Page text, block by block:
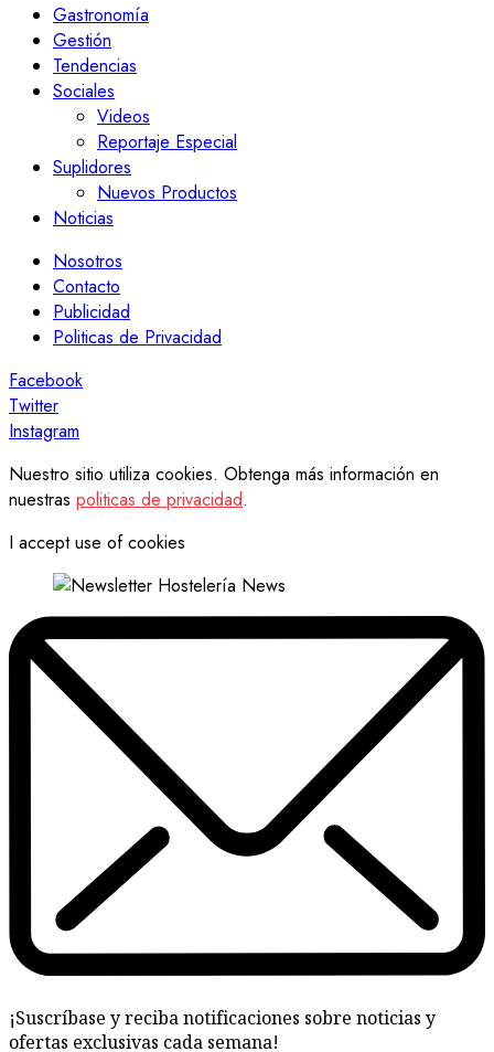
Gastronomía
Gestión
Tendencias
Sociales
Videos
Reportaje Especial
Suplidores
Nuevos Productos
Noticias
Nosotros
Contacto
Publicidad
Politicas de Privacidad
Facebook
Twitter
Instagram
Nuestro sitio utiliza cookies. Obtenga más información en
nuestras politicas de privacidad.
I accept use of cookies
¡Suscríbase y reciba notificaciones sobre noticias y
ofertas exclusivas cada semana!